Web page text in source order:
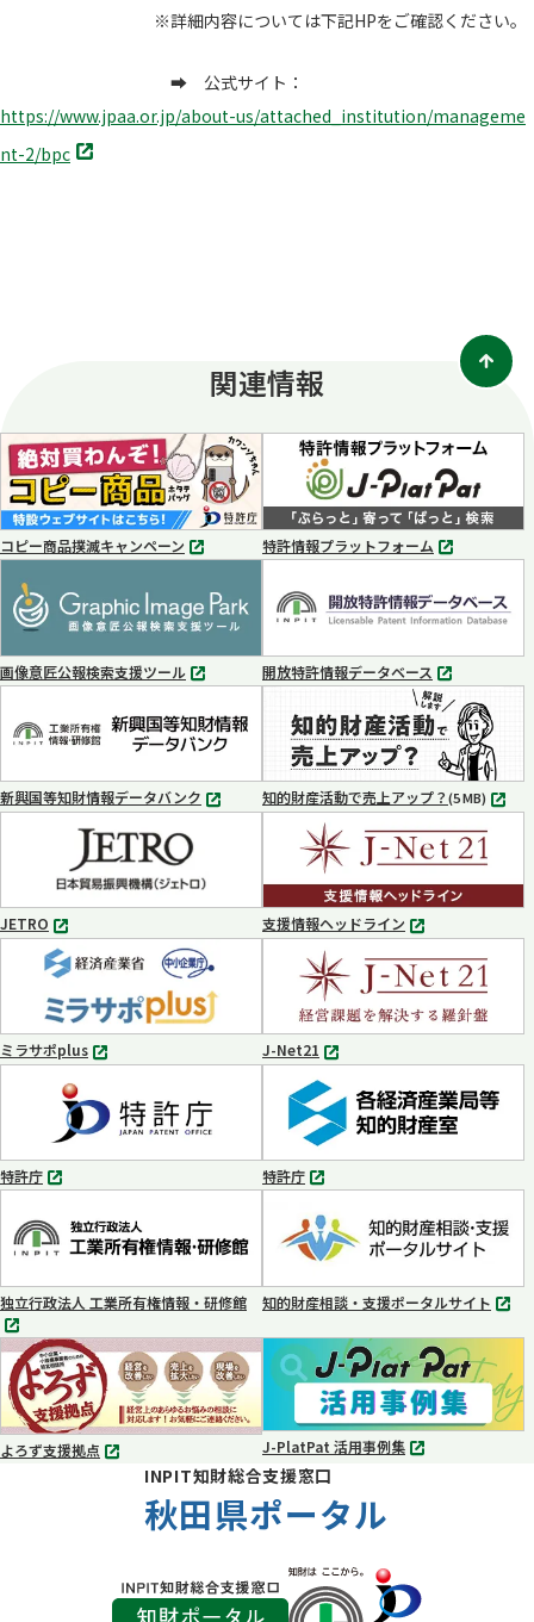
※詳細内容については下記HPをご確認ください。
➡ 公式サイト：
https://www.jpaa.or.jp/about-us/attached_institution/manageme
nt-2/bpc 別
関連情報
コピー商品撲滅キャンペーン
別
で
開
く
特許情報プラットフォーム
別
ブ
で
く
画像意匠公報検索支援ツール
別
ブ
で
く
開放特許情報データベース
別
タ
ブ
で
開
く
新興国等知財情報データバンク
別
開
く
知的財産活動で売上アップ？(5 MB) MP4
JETRO
別
タ
ブ
で
開
く
支援情報ヘッドライン
別
タ
ブ
で
開
く
ミラサポplus
別
ブ
で
開
く
J-Net21
別
タ
ブ
で
開
く
特許庁
別
ブ
で
く
特許庁
別
ブ
で
開
く
独立行政法人 工業所有権情報・研修館
別
タ
ブ
で
知的財産相談・支援ポータルサイト
別
タ
開
く
よろず支援拠点
別
J-PlatPat 活用事例集
別
INPIT知財総合支援窓口
秋田県ポータル